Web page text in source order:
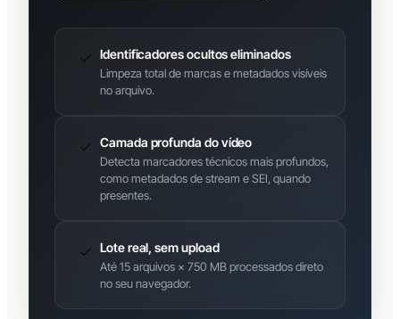
Identificadores ocultos eliminados
Limpeza total de marcas e metadados visíveis
no arquivo.
Camada profunda do vídeo
Detecta marcadores técnicos mais profundos,
como metadados de stream e SEI, quando
presentes.
Lote real, sem upload
Até 15 arquivos × 750 MB processados direto
no seu navegador.